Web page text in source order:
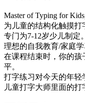
Master of Typing for
为儿童的结构化触摸打
专门为7-12岁少儿制定。
理想的自我教育/家庭学
在课程结束时，你的
平。
打字练习对今天的年轻
儿童打字大师里面的打